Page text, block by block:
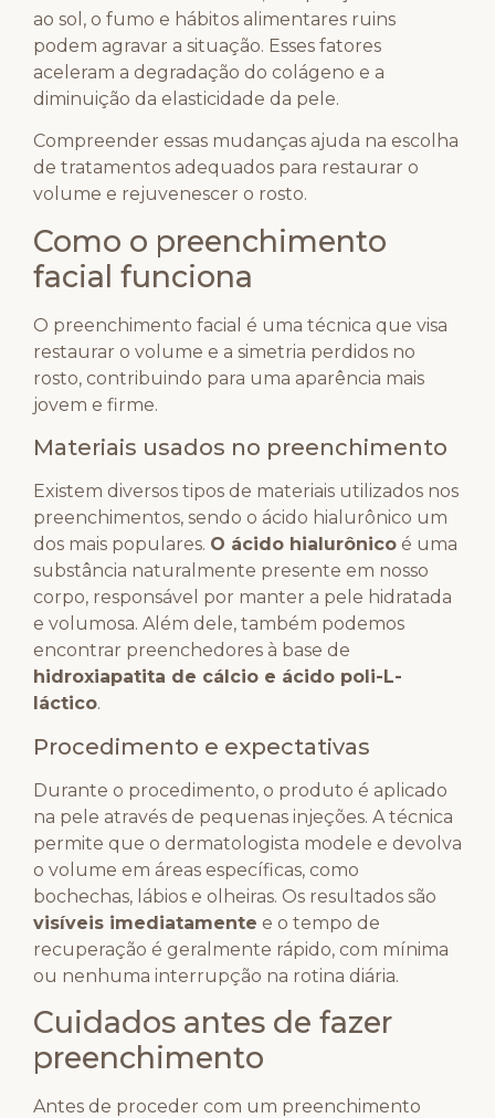
ao sol, o fumo e hábitos alimentares ruins
podem agravar a situação. Esses fatores
aceleram a degradação do colágeno e a
diminuição da elasticidade da pele.
Compreender essas mudanças ajuda na escolha
de tratamentos adequados para restaurar o
volume e rejuvenescer o rosto.
Como o preenchimento
facial funciona
O preenchimento facial é uma técnica que visa
restaurar o volume e a simetria perdidos no
rosto, contribuindo para uma aparência mais
jovem e firme.
Materiais usados no preenchimento
Existem diversos tipos de materiais utilizados nos
preenchimentos, sendo o ácido hialurônico um
dos mais populares. O ácido hialurônico é uma
substância naturalmente presente em nosso
corpo, responsável por manter a pele hidratada
e volumosa. Além dele, também podemos
encontrar preenchedores à base de
hidroxiapatita de cálcio e ácido poli-L-
láctico.
Procedimento e expectativas
Durante o procedimento, o produto é aplicado
na pele através de pequenas injeções. A técnica
permite que o dermatologista modele e devolva
o volume em áreas específicas, como
bochechas, lábios e olheiras. Os resultados são
visíveis imediatamente e o tempo de
recuperação é geralmente rápido, com mínima
ou nenhuma interrupção na rotina diária.
Cuidados antes de fazer
preenchimento
Antes de proceder com um preenchimento